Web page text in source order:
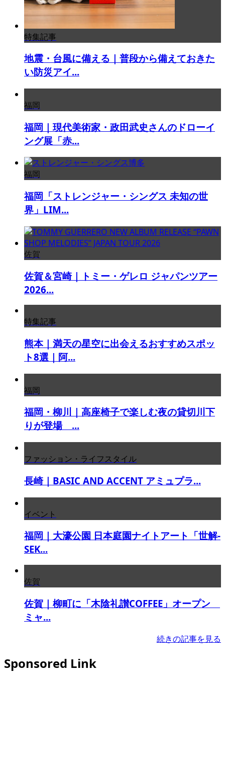
特集記事
地震・台風に備える｜普段から備えておきた
い防災アイ...
福岡
福岡｜現代美術家・政田武史さんのドローイ
ング展「赤...
福岡
福岡「ストレンジャー・シングス 未知の世
界」LIM...
佐賀
佐賀＆宮崎｜トミー・ゲレロ ジャパンツアー
2026...
特集記事
熊本｜満天の星空に出会えるおすすめスポッ
ト8選｜阿...
福岡
福岡・柳川｜高座椅子で楽しむ夜の貸切川下
りが登場 ...
ファッション・ライフスタイル
長崎｜BASIC AND ACCENT アミュプラ...
イベント
福岡｜大濠公園 日本庭園ナイトアート「世解-
SEK...
佐賀
佐賀｜柳町に「木陰礼讃COFFEE」オープン
ミャ...
続きの記事を見る
Sponsored Link